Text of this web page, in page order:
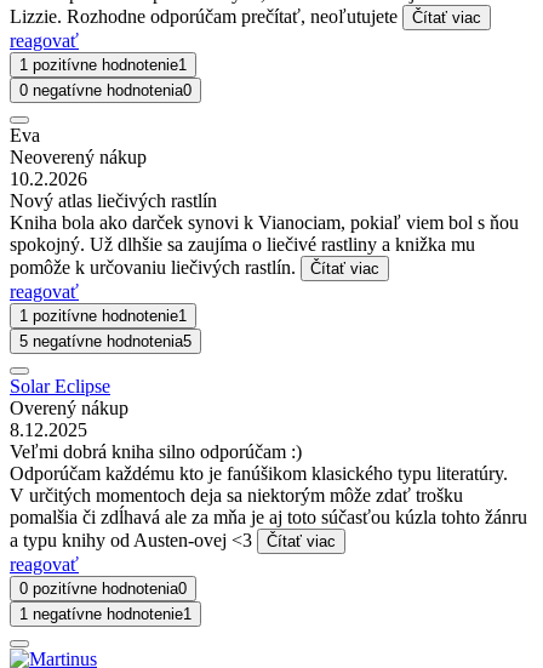
Lizzie. Rozhodne odporúčam prečítať, neoľutujete
Čítať viac
reagovať
1 pozitívne hodnotenie1
0 negatívne hodnotenia0
Eva
Neoverený nákup
10.2.2026
Nový atlas liečivých rastlín
Kniha bola ako darček synovi k Vianociam, pokiaľ viem bol s ňou
spokojný. Už dlhšie sa zaujíma o liečivé rastliny a knižka mu
pomôže k určovaniu liečivých rastlín.
Čítať viac
reagovať
1 pozitívne hodnotenie1
5 negatívne hodnotenia5
Solar Eclipse
Overený nákup
8.12.2025
Veľmi dobrá kniha silno odporúčam :)
Odporúčam každému kto je fanúšikom klasického typu literatúry.
V určitých momentoch deja sa niektorým môže zdať trošku
pomalšia či zdĺhavá ale za mňa je aj toto súčasťou kúzla tohto žánru
a typu knihy od Austen-ovej <3
Čítať viac
reagovať
0 pozitívne hodnotenia0
1 negatívne hodnotenie1